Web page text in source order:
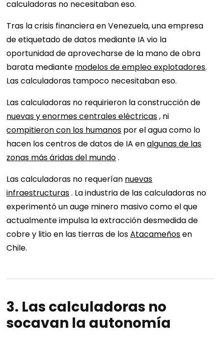
calculadoras no necesitaban eso.
Tras la crisis financiera en Venezuela, una empresa
de etiquetado de datos mediante IA vio la
oportunidad de aprovecharse de la mano de obra
barata mediante modelos de empleo explotadores.
Las calculadoras tampoco necesitaban eso.
Las calculadoras no requirieron la construcción de
nuevas y enormes centrales eléctricas, ni
compitieron con los humanos por el agua como lo
hacen los centros de datos de IA enalgunas de las
zonas más áridas del mundo.
Las calculadoras no requerían nuevas
infraestructuras. La industria de las calculadoras no
experimentó un auge minero masivo como el que
actualmente impulsa la extracción desmedida de
cobre y litio en las tierras de losAtacameñosen
Chile.
3. Las calculadoras no
socavan la autonomía